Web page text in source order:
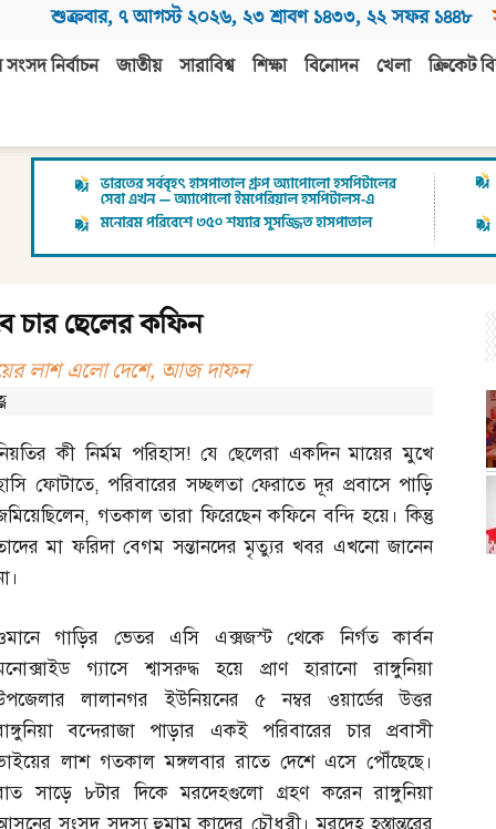
শুক্রবার, ৭ আগস্ট ২০২৬, ২৩ শ্রাবণ ১৪৩৩, ২২ সফর ১৪৪৮
নির্বাচন জাতীয় সারাবিশ্ব শিক্ষা বিনোদন খেলা ক্রিকেট
চার ছেলের কফিন
লাশ এলো দেশে, আজ দাফন
কী নির্মম পরিহাস! যে ছেলেরা একদিন মায়ের মুখে
ফোটাতে, পরিবারের সচ্ছলতা ফেরাতে দূর প্রবাসে পাড়ি
, গতকাল তারা ফিরেছেন কফিনে বন্দি হয়ে। কিন্তু
মা ফরিদা বেগম সন্তানদের মৃত্যুর খবর এখনো জানেন
গাড়ির ভেতর এসি এক্সজস্ট থেকে নির্গত কার্বন
গ্যাসে শ্বাসরুদ্ধ হয়ে প্রাণ হারানো রাঙ্গুনিয়া
লালানগর ইউনিয়নের ৫ নম্বর ওয়ার্ডের উত্তর
বন্দেরাজা পাড়ার একই পরিবারের চার প্রবাসী
লাশ গতকাল মঙ্গলবার রাতে দেশে এসে পৌঁছেছে।
সাড়ে ৮টার দিকে মরদেহগুলো গ্রহণ করেন রাঙ্গুনিয়া
সংসদ সদস্য হুমাম কাদের চৌধুরী। মরদেহ হস্তান্তরের